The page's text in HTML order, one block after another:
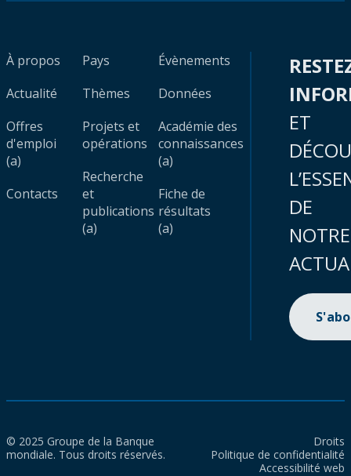
À propos
Actualité
Offres
d'emploi
(a)
Contacts
Pays
Thèmes
Projets et
opérations
Recherche
et
publications
(a)
Évènements
Données
Académie des
connaissances
(a)
Fiche de
résultats
(a)
ET
DE
NOTRE
© 2025 Groupe de la Banque
mondiale. Tous droits réservés.
Droits
Politique de confidentialité
Accessibilité web